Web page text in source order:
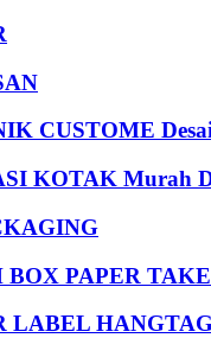
CUSTOME
KOTAK Murah
PAPER TAKE
LABEL